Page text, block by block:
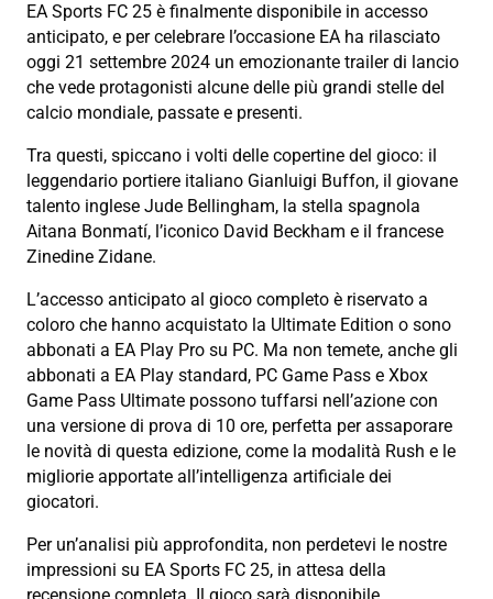
EA Sports FC 25 è finalmente disponibile in accesso
anticipato, e per celebrare l’occasione EA ha rilasciato
oggi 21 settembre 2024 un emozionante trailer di lancio
che vede protagonisti alcune delle più grandi stelle del
calcio mondiale, passate e presenti.
Tra questi, spiccano i volti delle copertine del gioco: il
leggendario portiere italiano Gianluigi Buffon, il giovane
talento inglese Jude Bellingham, la stella spagnola
Aitana Bonmatí, l’iconico David Beckham e il francese
Zinedine Zidane.
L’accesso anticipato al gioco completo è riservato a
coloro che hanno acquistato la Ultimate Edition o sono
abbonati a EA Play Pro su PC. Ma non temete, anche gli
abbonati a EA Play standard, PC Game Pass e Xbox
Game Pass Ultimate possono tuffarsi nell’azione con
una versione di prova di 10 ore, perfetta per assaporare
le novità di questa edizione, come la modalità Rush e le
migliorie apportate all’intelligenza artificiale dei
giocatori.
Per un’analisi più approfondita, non perdetevi le nostre
impressioni su EA Sports FC 25, in attesa della